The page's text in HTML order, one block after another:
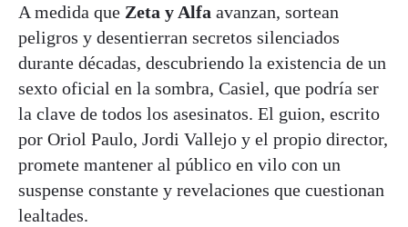
A medida que Zeta y Alfa avanzan, sortean
peligros y desentierran secretos silenciados
durante décadas, descubriendo la existencia de un
sexto oficial en la sombra, Casiel, que podría ser
la clave de todos los asesinatos. El guion, escrito
por Oriol Paulo, Jordi Vallejo y el propio director,
promete mantener al público en vilo con un
suspense constante y revelaciones que cuestionan
lealtades.